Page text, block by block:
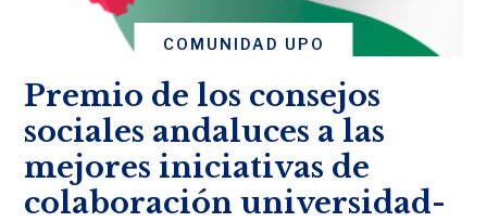
COMUNIDAD UPO
Premio de los consejos
sociales andaluces a las
mejores iniciativas de
colaboración universidad-